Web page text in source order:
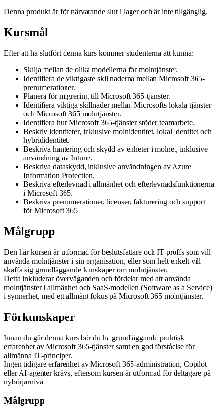
Denna produkt är för närvarande slut i lager och är inte tillgänglig.
Kursmål
Efter att ha slutfört denna kurs kommer studenterna att kunna:
Skilja mellan de olika modellerna för molntjänster.
Identifiera de viktigaste skillnaderna mellan Microsoft 365-
prenumerationer.
Planera för migrering till Microsoft 365-tjänster.
Identifiera viktiga skillnader mellan Microsofts lokala tjänster
och Microsoft 365 molntjänster.
Identifiera hur Microsoft 365-tjänster stöder teamarbete.
Beskriv identiteter, inklusive molnidentitet, lokal identitet och
hybrididentitet.
Beskriva hantering och skydd av enheter i molnet, inklusive
användning av Intune.
Beskriva dataskydd, inklusive användningen av Azure
Information Protection.
Beskriva efterlevnad i allmänhet och efterlevnadsfunktionerna
i Microsoft 365.
Beskriva prenumerationer, licenser, fakturering och support
för Microsoft 365
Målgrupp
Den här kursen är utformad för beslutsfattare och IT-proffs som vill
använda molntjänster i sin organisation, eller som helt enkelt vill
skaffa sig grundläggande kunskaper om molntjänster.
Detta inkluderar överväganden och fördelar med att använda
molntjänster i allmänhet och SaaS-modellen (Software as a Service)
i synnerhet, med ett allmänt fokus på Microsoft 365 molntjänster.
Förkunskaper
Innan du går denna kurs bör du ha grundläggande praktisk
erfarenhet av Microsoft 365‑tjänster samt en god förståelse för
allmänna IT‑principer.
Ingen tidigare erfarenhet av Microsoft 365‑administration, Copilot
eller AI‑agenter krävs, eftersom kursen är utformad för deltagare på
nybörjarnivå.
Målgrupp